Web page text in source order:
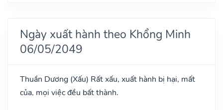
Ngày xuất hành theo Khổng Minh
06/05/2049
Thuần Dương (Xấu) Rất xấu, xuất hành bị hại, mất
của, mọi việc đều bất thành.